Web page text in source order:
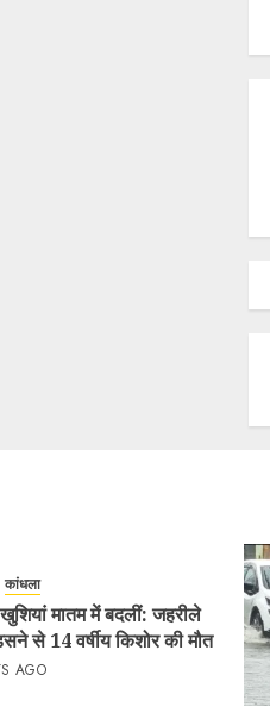
कांधला
मातम में बदलीं: जहरीले
से 14 वर्षीय किशोर की मौत
AGO